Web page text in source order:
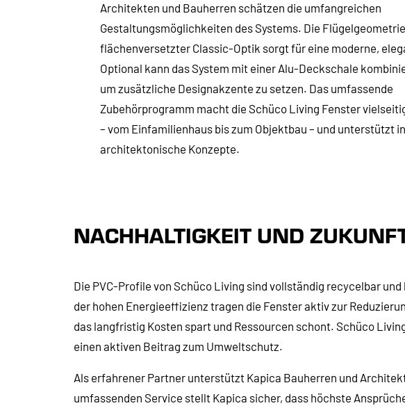
Architekten und Bauherren schätzen die umfangreichen
Gestaltungsmöglichkeiten des Systems. Die
flächenversetzter Classic-Optik sorgt für eine moderne,
Optional kann das System mit einer Alu-Deckschale
um zusätzliche Designakzente zu setzen. Das umfassende
Zubehörprogramm macht die Schüco Living Fenster
– vom Einfamilienhaus bis zum Objektbau – und unterstützt
architektonische Konzepte.
NACHHALTIGKEIT UND
Die PVC-Profile von Schüco Living sind vollständig recycelbar
der hohen Energieeffizienz tragen die Fenster aktiv zur
das langfristig Kosten spart und Ressourcen schont. Schüco
einen aktiven Beitrag zum Umweltschutz.
Als erfahrener Partner unterstützt Kapica Bauherren und
umfassenden Service stellt Kapica sicher, dass höchste